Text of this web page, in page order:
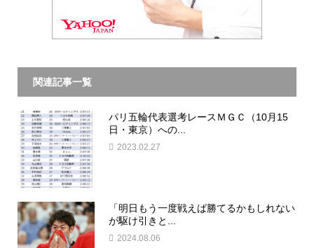
関連記事一覧
パリ五輪代表選考レースＭＧＣ（10月15
日・東京）への...
2023.02.27
「明日もう一度戦えば勝てるかもしれない
が駆け引きと...
2024.08.06